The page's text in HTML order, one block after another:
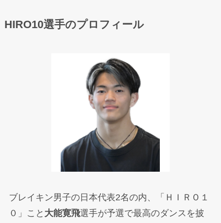
HIRO10選手のプロフィール
ブレイキン男子の日本代表2名の内、「ＨＩＲＯ１
０」こと 大能寛飛選手が予選で最高のダンスを披